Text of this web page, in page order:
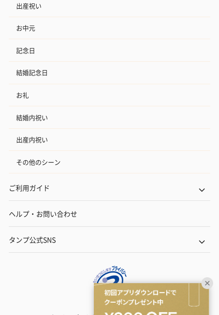
出産祝い
お中元
記念日
結婚記念日
お礼
結婚内祝い
出産内祝い
その他のシーン
ご利用ガイド
ヘルプ・お問い合わせ
タンプ公式SNS